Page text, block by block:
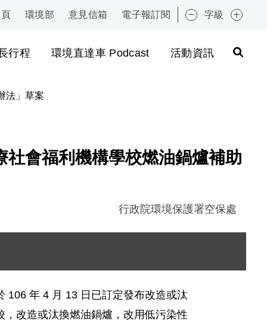
環境部 意見信箱 電子報訂閱 字級
行程 環境直達車 Podcast 活動資訊
:::
法」草案
會福利機構學校燃油鍋爐補助
行政院環境保護署空保處
106 年 4 月 13 日已訂定發布改造或汰
改造或汰換燃油鍋爐，改用低污染性